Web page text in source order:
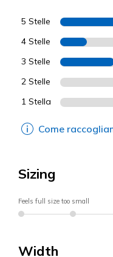
5 Stelle
4 Stelle
3 Stelle
2 Stelle
1 Stella
Come
Sizing
Feels full size too small
Width